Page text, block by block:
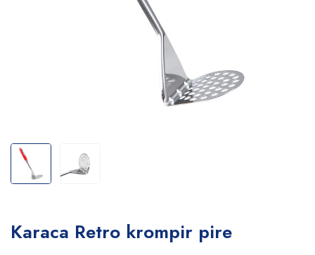
Karaca Retro krompir pire